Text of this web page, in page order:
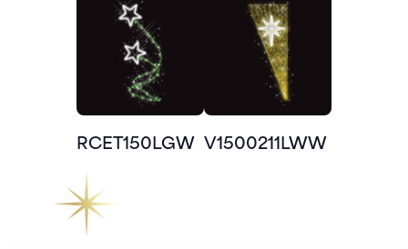
RCET150LGW V1500211LWW